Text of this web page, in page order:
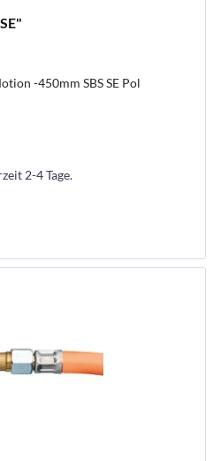
-450mm SBS SE Pol
2-4 Tage.